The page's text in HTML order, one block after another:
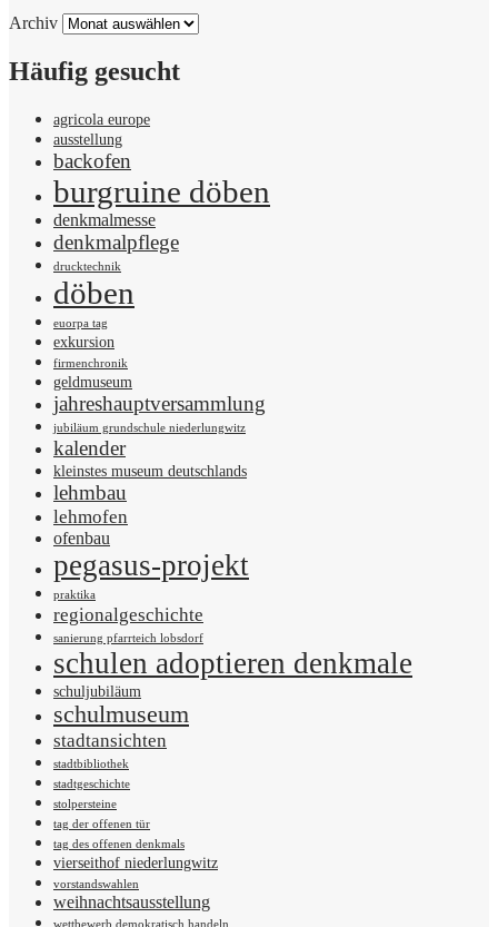
Archiv
Häufig gesucht
agricola europe
ausstellung
backofen
burgruine döben
denkmalmesse
denkmalpflege
drucktechnik
döben
euorpa tag
exkursion
firmenchronik
geldmuseum
jahreshauptversammlung
jubiläum grundschule niederlungwitz
kalender
kleinstes museum deutschlands
lehmbau
lehmofen
ofenbau
pegasus-projekt
praktika
regionalgeschichte
sanierung pfarrteich lobsdorf
schulen adoptieren denkmale
schuljubiläum
schulmuseum
stadtansichten
stadtbibliothek
stadtgeschichte
stolpersteine
tag der offenen tür
tag des offenen denkmals
vierseithof niederlungwitz
vorstandswahlen
weihnachtsausstellung
wettbewerb demokratisch handeln